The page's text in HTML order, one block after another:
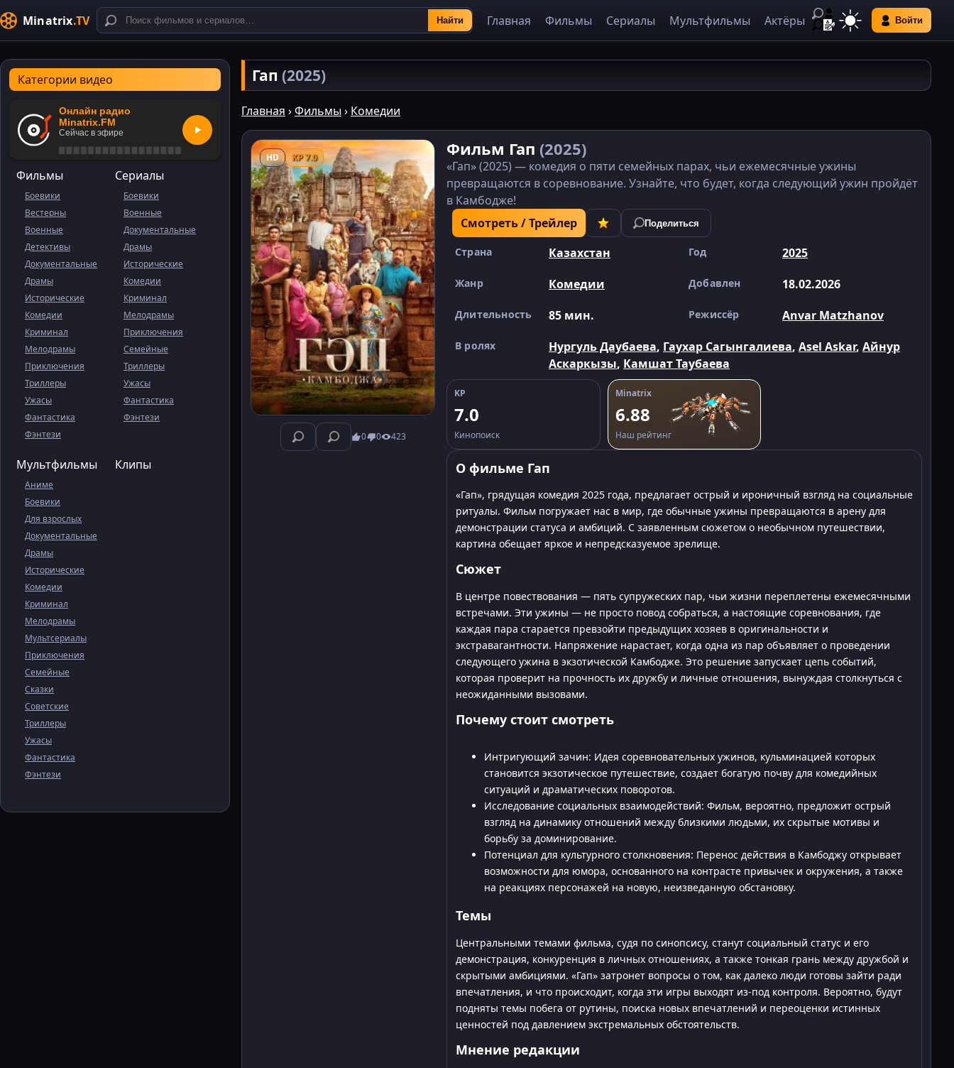
Minatrix.TV Найти Главная Фильмы Сериалы Мультфильмы Актёры Войти
Категории видео
Онлайн радио
Minatrix.FM
Сейчас в эфире
Фильмы
Боевики
Вестерны
Военные
Детективы
Документальные
Драмы
Исторические
Комедии
Криминал
Мелодрамы
Приключения
Триллеры
Ужасы
Фантастика
Фэнтези
Сериалы
Боевики
Военные
Документальные
Драмы
Исторические
Комедии
Криминал
Мелодрамы
Приключения
Семейные
Триллеры
Ужасы
Фантастика
Фэнтези
Мультфильмы
Аниме
Боевики
Для взрослых
Документальные
Драмы
Исторические
Комедии
Криминал
Мелодрамы
Мультсериалы
Приключения
Семейные
Сказки
Советские
Триллеры
Ужасы
Фантастика
Фэнтези
Клипы
Гап (2025)
Главная ›Фильмы › Комедии
HD KP 7.0
0 0 423
Фильм Гап (2025)
«Гап» (2025) — комедия о пяти семейных парах, чьи ежемесячные ужины
превращаются в соревнование. Узнайте, что будет, когда следующий ужин пройдёт
в Камбодже!
Смотреть / Трейлер
Поделиться
Страна Казахстан Год 2025
Жанр Комедии Добавлен 18.02.2026
Длительность 85 мин. Режиссёр Anvar Matzhanov
В ролях Нургуль Даубаева, Гаухар Сагынгалиева, Asel Askar, Айнур
Аскаркызы, Камшат Таубаева
KP
7.0
Кинопоиск
Minatrix
6.88
Наш рейтинг
О фильме Гап
«Гап», грядущая комедия 2025 года, предлагает острый и ироничный взгляд на социальные
ритуалы. Фильм погружает нас в мир, где обычные ужины превращаются в арену для
демонстрации статуса и амбиций. С заявленным сюжетом о необычном путешествии,
картина обещает яркое и непредсказуемое зрелище.
Сюжет
В центре повествования — пять супружеских пар, чьи жизни переплетены ежемесячными
встречами. Эти ужины — не просто повод собраться, а настоящие соревнования, где
каждая пара старается превзойти предыдущих хозяев в оригинальности и
экстравагантности. Напряжение нарастает, когда одна из пар объявляет о проведении
следующего ужина в экзотической Камбодже. Это решение запускает цепь событий,
которая проверит на прочность их дружбу и личные отношения, вынуждая столкнуться с
неожиданными вызовами.
Почему стоит смотреть
Интригующий зачин: Идея соревновательных ужинов, кульминацией которых
становится экзотическое путешествие, создает богатую почву для комедийных
ситуаций и драматических поворотов.
Исследование социальных взаимодействий: Фильм, вероятно, предложит острый
взгляд на динамику отношений между близкими людьми, их скрытые мотивы и
борьбу за доминирование.
Потенциал для культурного столкновения: Перенос действия в Камбоджу открывает
возможности для юмора, основанного на контрасте привычек и окружения, а также
на реакциях персонажей на новую, неизведанную обстановку.
Темы
Центральными темами фильма, судя по синопсису, станут социальный статус и его
демонстрация, конкуренция в личных отношениях, а также тонкая грань между дружбой и
скрытыми амбициями. «Гап» затронет вопросы о том, как далеко люди готовы зайти ради
впечатления, и что происходит, когда эти игры выходят из-под контроля. Вероятно, будут
подняты темы побега от рутины, поиска новых впечатлений и переоценки истинных
ценностей под давлением экстремальных обстоятельств.
Мнение редакции